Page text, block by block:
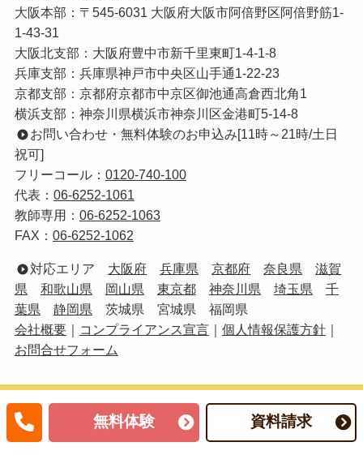
無料体験 資料請求
大阪本部：〒545-6031 大阪府大阪市阿倍野区阿倍野筋1-
1-43-31
大阪北支部：大阪府豊中市新千里東町1-4-1-8
兵庫支部：兵庫県神戸市中央区山手通1-22-23
京都支部：京都府京都市中京区御池通高倉西北角1
横浜支部：神奈川県横浜市神奈川区金港町5-14-8
お問い合わせ・無料体験のお申込み[11時～21時/土日
祝可]
フリーコール： 0120-740-100
代表： 06-6252-1061
教師専用： 06-6252-1063
FAX： 06-6252-1062
対応エリア 大阪府 兵庫県 京都府 奈良県
滋賀
県
和歌山県 岡山県 東京都 神奈川県 埼玉県
千
葉県
静岡県 茨城県 宮城県 福岡県
会社概要｜ コンプライアンス宣言｜ 個人情報保護方針｜
お問合せフォーム